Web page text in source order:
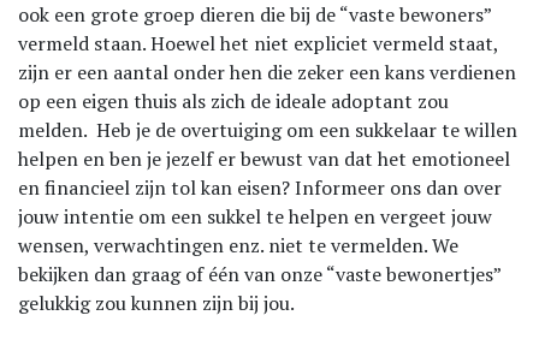
ook een grote groep dieren die bij de “vaste bewoners”
vermeld staan. Hoewel het niet expliciet vermeld staat,
zijn er een aantal onder hen die zeker een kans verdienen
op een eigen thuis als zich de ideale adoptant zou
melden. Heb je de overtuiging om een sukkelaar te willen
helpen en ben je jezelf er bewust van dat het emotioneel
en financieel zijn tol kan eisen? Informeer ons dan over
jouw intentie om een sukkel te helpen en vergeet jouw
wensen, verwachtingen enz. niet te vermelden. We
bekijken dan graag of één van onze “vaste bewonertjes”
gelukkig zou kunnen zijn bij jou.